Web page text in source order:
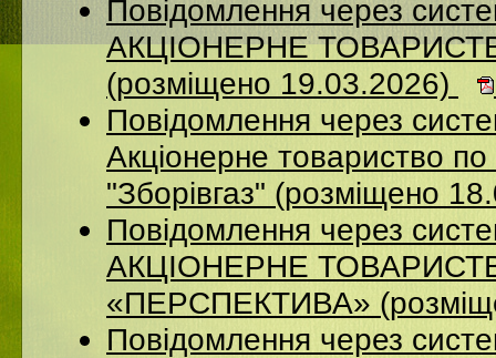
Повідомлення через
АКЦІОНЕРНЕ
(розміщено 19.03.2026)
Повідомлення через
Акціонерне товариство по
"Зборівгаз" (розміщено
Повідомлення через
АКЦІОНЕРНЕ
«ПЕРСПЕКТИВА»
Повідомлення через